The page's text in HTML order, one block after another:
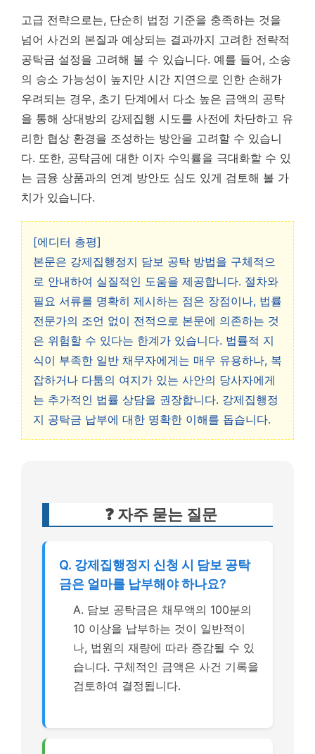
고급 전략으로는, 단순히 법정 기준을 충족하는 것을
넘어 사건의 본질과 예상되는 결과까지 고려한 전략적
공탁금 설정을 고려해 볼 수 있습니다. 예를 들어, 소송
의 승소 가능성이 높지만 시간 지연으로 인한 손해가
우려되는 경우, 초기 단계에서 다소 높은 금액의 공탁
을 통해 상대방의 강제집행 시도를 사전에 차단하고 유
리한 협상 환경을 조성하는 방안을 고려할 수 있습니
다. 또한, 공탁금에 대한 이자 수익률을 극대화할 수 있
는 금융 상품과의 연계 방안도 심도 있게 검토해 볼 가
치가 있습니다.
[에디터 총평]
본문은 강제집행정지 담보 공탁 방법을 구체적으
로 안내하여 실질적인 도움을 제공합니다. 절차와
필요 서류를 명확히 제시하는 점은 장점이나, 법률
전문가의 조언 없이 전적으로 본문에 의존하는 것
은 위험할 수 있다는 한계가 있습니다. 법률적 지
식이 부족한 일반 채무자에게는 매우 유용하나, 복
잡하거나 다툼의 여지가 있는 사안의 당사자에게
는 추가적인 법률 상담을 권장합니다. 강제집행정
지 공탁금 납부에 대한 명확한 이해를 돕습니다.
❓ 자주 묻는 질문
Q. 강제집행정지 신청 시 담보 공탁
금은 얼마를 납부해야 하나요?
A. 담보 공탁금은 채무액의 100분의
10 이상을 납부하는 것이 일반적이
나, 법원의 재량에 따라 증감될 수 있
습니다. 구체적인 금액은 사건 기록을
검토하여 결정됩니다.